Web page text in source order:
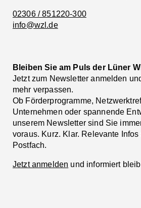
02306 / 851220-300
info@wzl.de
Bleiben Sie am Puls der Lüner
Jetzt zum Newsletter anmelden
mehr verpassen.
Ob Förderprogramme,
Unternehmen oder spannende
unserem Newsletter sind Sie
voraus. Kurz. Klar. Relevante Infos
Postfach.
Jetzt anmelden und informiert